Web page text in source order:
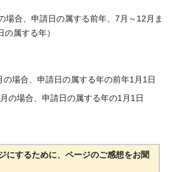
場合、申請日の属する前年、7月～12月ま
属する年）
場合、申請日の属する年の前年1月1日
の場合、申請日の属する年の1月1日
にするために、ページのご感想をお聞